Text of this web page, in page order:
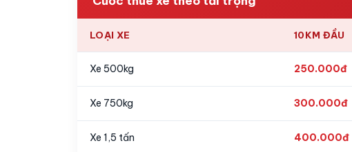
LOẠI XE 10KM ĐẦU
Xe 500kg 250.000đ
Xe 750kg 300.000đ
Xe 1,5 tấn 400.000đ